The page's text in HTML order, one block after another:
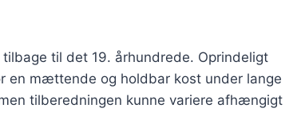
til det 19. århundrede. Oprindeligt
en mættende og holdbar kost under lange
tilberedningen kunne variere afhængigt